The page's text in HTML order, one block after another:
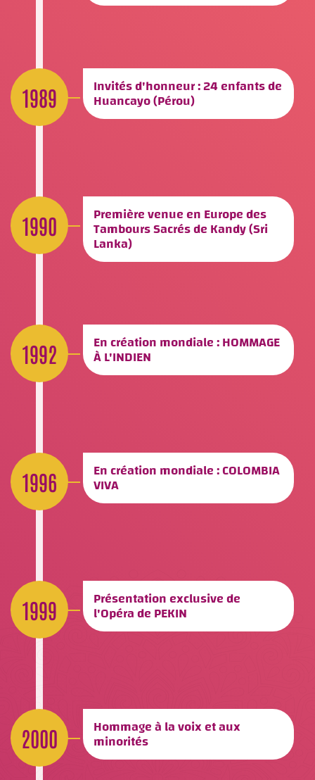
1989 Invités d'honneur : 24 enfants de
Huancayo (Pérou)
1990 Première venue en Europe des
Tambours Sacrés de Kandy (Sri
Lanka)
1992 En création mondiale : HOMMAGE
À L'INDIEN
1996 En création mondiale : COLOMBIA
VIVA
1999 Présentation exclusive de
l'Opéra de PEKIN
2000 Hommage à la voix et aux
minorités